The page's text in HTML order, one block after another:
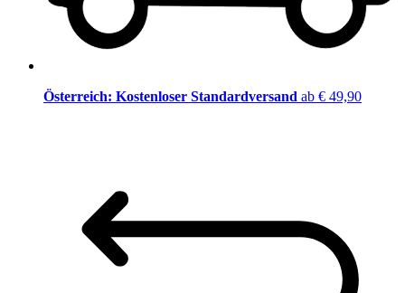
Österreich: Kostenloser Standardversand ab € 49,90